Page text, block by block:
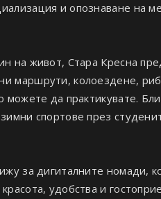
и опознаване на
на живот, Стара Кресна
маршрути, колоездене,
можете да практикувате.
спортове през
за дигиталните номади,
удобства и